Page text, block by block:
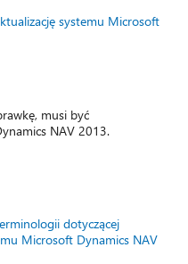
systemu Microsoft
musi być
NAV 2013.
dotyczącej
Microsoft Dynamics NAV